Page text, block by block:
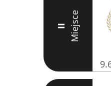
II Miejsce